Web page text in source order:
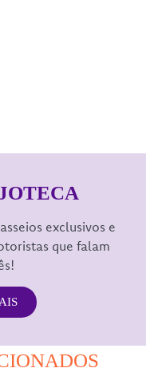
exclusivos e
que falam